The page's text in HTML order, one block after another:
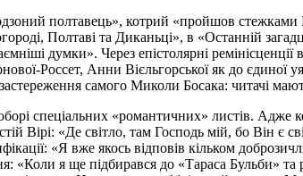
полтавець», котрий «пройшов стежками
Полтаві та Диканьці», в «Останній
думки». Через епістолярні
Россет, Анни Вієльгорської як до єдиної
самого Миколи Босака: читачі
спеціальних «романтичних» листів.
Вірі: «Де світло, там Господь мій, бо Він є
«Я вже якось відповів кільком
«Коли я ще підбирався до «Тараса Бульби» та